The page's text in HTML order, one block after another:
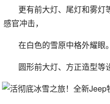
更有前大灯、尾灯和雾灯
感官冲击，
在白色的雪原中格外耀眼
圆形前大灯、方正造型等